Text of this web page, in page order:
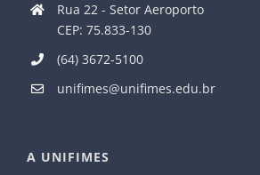
Rua 22 - Setor Aeroporto
CEP: 75.833-130
(64) 3672-5100
unifimes@unifimes.edu.br
A UNIFIMES